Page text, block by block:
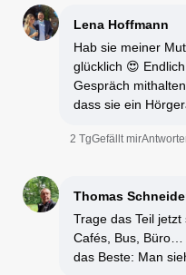
Lena Hoffmann
Hab sie meiner
glücklich 😍
Gespräch
dass sie ein
2 TgGefällt mir
Thomas
Trage das Teil
Cafés, Bus, Büro…
das Beste: Man